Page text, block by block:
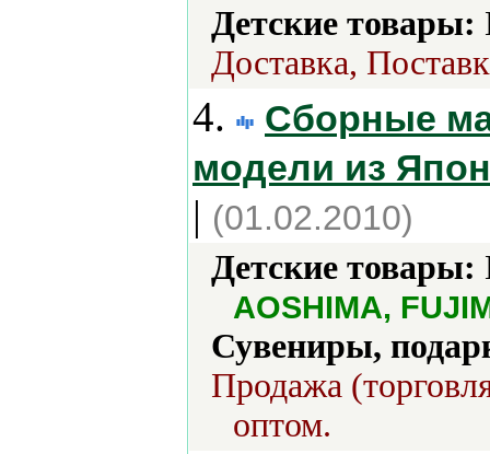
Детские товары:
Доставка,
4.
Сборные
модели из
| (01.02.2010)
Детские товары:
AOSHIMA,
Сувениры,
Продажа
оптом.